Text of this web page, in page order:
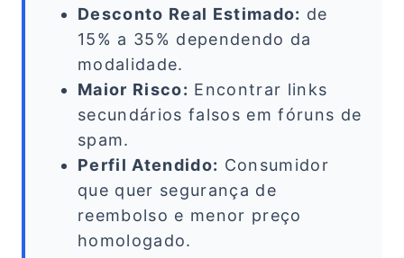
Desconto Real Estimado: de
15% a 35% dependendo da
modalidade.
Maior Risco: Encontrar links
secundários falsos em fóruns de
spam.
Perfil Atendido: Consumidor
que quer segurança de
reembolso e menor preço
homologado.